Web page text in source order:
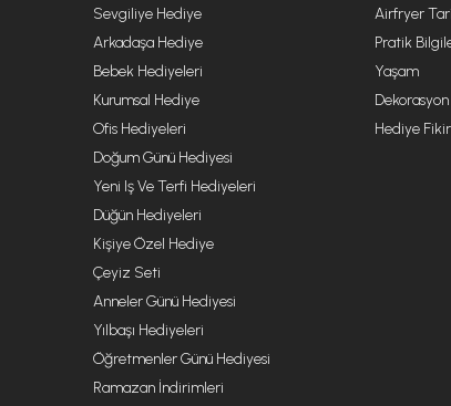
Sevgiliye Hediye
Arkadaşa Hediye
Bebek Hediyeleri
Kurumsal Hediye
Ofis Hediyeleri
Doğum Günü Hediyesi
Yeni Iş Ve Terfi Hediyeleri
Düğün Hediyeleri
Kişiye Özel Hediye
Çeyiz Seti
Anneler Günü Hediyesi
Yılbaşı Hediyeleri
Öğretmenler Günü Hediyesi
Ramazan İndirimleri
Airfryer
Pratik
Yaşam
Dekorasyon
Hediye